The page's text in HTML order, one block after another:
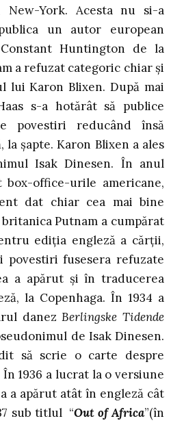
New-York. Acesta nu si-a
un autor european
Huntington de la
a refuzat categoric chiar şi
lui Karon Blixen. După mai
s-a hotărât să publice
povestiri reducând însă
şapte. Karon Blixen a ales
Isak Dinesen. În anul
office-urile americane,
dat chiar cea mai bine
Putnam a cumpărat
ediţia engleză a cărţii,
povestiri fusesera refuzate
a apărut şi în traducerea
la Copenhaga. În 1934 a
danezBerlingske Tidende
de Isak Dinesen.
să scrie o carte despre
1936 a lucrat la o versiune
a apărut atât în engleză cât
sub titlul “Out of Africa”(în